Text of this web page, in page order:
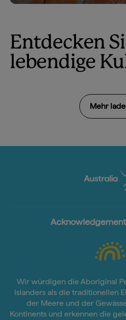
Entdecken
lebendige
Mehr
Wir würdigen die Aboriginal
Islanders als die traditionellen
der Meere und der
Kontinents und erkennen die